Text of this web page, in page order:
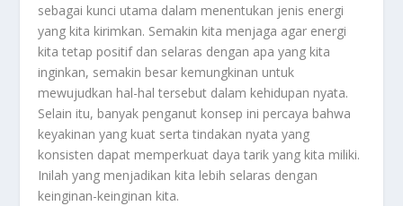
sebagai kunci utama dalam menentukan jenis energi
yang kita kirimkan. Semakin kita menjaga agar energi
kita tetap positif dan selaras dengan apa yang kita
inginkan, semakin besar kemungkinan untuk
mewujudkan hal-hal tersebut dalam kehidupan nyata.
Selain itu, banyak penganut konsep ini percaya bahwa
keyakinan yang kuat serta tindakan nyata yang
konsisten dapat memperkuat daya tarik yang kita miliki.
Inilah yang menjadikan kita lebih selaras dengan
keinginan-keinginan kita.